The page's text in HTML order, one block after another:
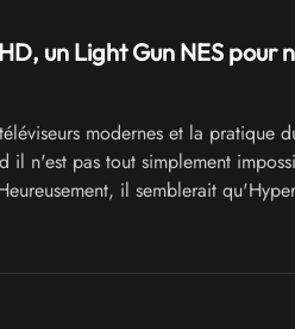
un Light Gun NES pour
modernes et la pratique
il n'est pas tout simplement
il semblerait
Les amateurs de chasse au